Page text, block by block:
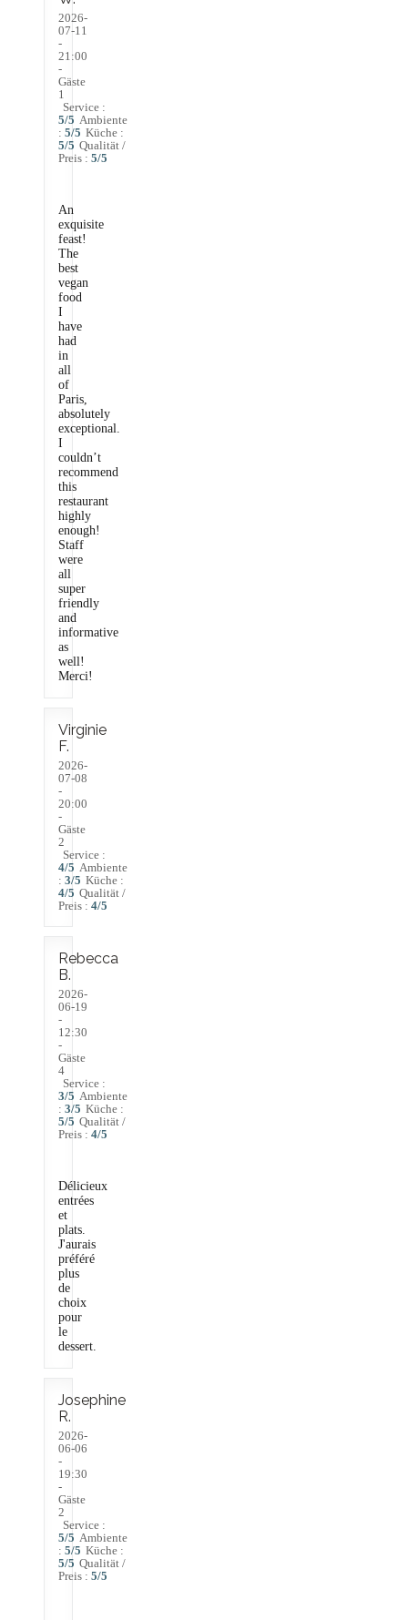
2026-
07-11
-
21:00
-
Gäste
1
Service :
5/5 Ambiente
: 5/5 Küche :
5/5 Qualität /
Preis : 5/5
An
exquisite
feast!
The
best
vegan
food
I
have
had
in
all
of
Paris,
absolutely
exceptional.
I
couldn’t
recommend
this
restaurant
highly
enough!
Staff
were
all
super
friendly
and
informative
as
well!
Merci!
Virginie
F
2026-
07-08
-
20:00
-
Gäste
2
Service :
4/5 Ambiente
: 3/5 Küche :
4/5 Qualität /
Preis : 4/5
Rebecca
B
2026-
06-19
-
12:30
-
Gäste
4
Service :
3/5 Ambiente
: 3/5 Küche :
5/5 Qualität /
Preis : 4/5
Délicieux
entrées
et
plats.
J'aurais
préféré
plus
de
choix
pour
le
dessert.
Josephine
R
2026-
06-06
-
19:30
-
Gäste
2
Service :
5/5 Ambiente
: 5/5 Küche :
5/5 Qualität /
Preis : 5/5